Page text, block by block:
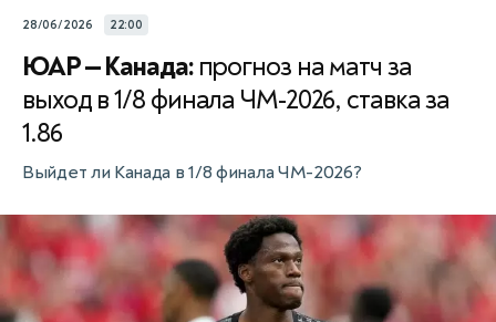
28/06/2026 22:00
ЮАР — Канада: прогноз на матч за
выход в 1/8 финала ЧМ-2026, ставка за
1.86
Выйдет ли Канада в 1/8 финала ЧМ-2026?